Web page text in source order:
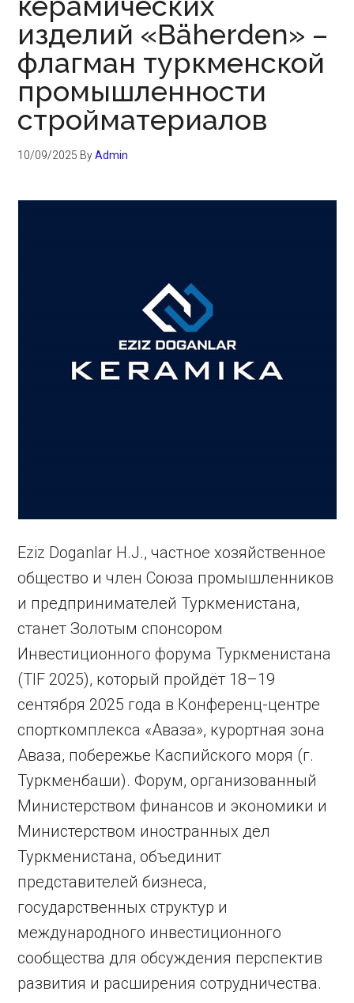
изделий «Bäherden» –
флагман туркменской
промышленности
стройматериалов
10/09/2025 ByAdmin
Eziz Doganlar H.J., частное хозяйственное
общество и член Союза промышленников
и предпринимателей Туркменистана,
станет Золотым спонсором
Инвестиционного форума Туркменистана
(TIF 2025), который пройдёт 18–19
сентября 2025 года в Конференц-центре
спорткомплекса «Аваза», курортная зона
Аваза, побережье Каспийского моря (г.
Туркменбаши). Форум, организованный
Министерством финансов и экономики и
Министерством иностранных дел
Туркменистана, объединит
представителей бизнеса,
государственных структур и
международного инвестиционного
сообщества для обсуждения перспектив
развития и расширения сотрудничества.